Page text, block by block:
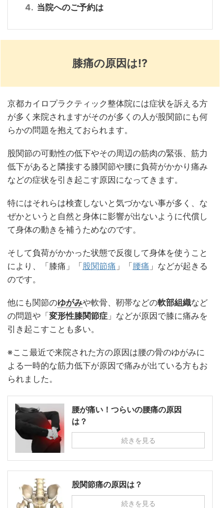
当院へのご予約は
膝痛の原因は⁉
京都カイロプラクティック整体院には症状を訴える方
が多く来院されますがそのが多くの人が股関節にも何
らかの問題を抱えておられます。
股関節の可動性の低下やその周辺の筋肉の緊張、筋力
低下があると隣接する膝関節や腰に負荷がかかり痛み
などの症状を引き起こす原因になってきます。
特にはそれらは検査しないと気づかない事が多く、な
ぜかというと自然と身体に影響が出ないように代償し
て身体の動きを補うためなのです。
そして負荷がかかった状態で反復して身体を使うこと
により、「膝痛」「股関節痛 」「腰痛 」などが起きる
のです。
他にも関節のゆがみや軟骨、靭帯などの軟部組織など
の問題や「変形性膝関節症 」などが原因で膝に痛みを
引き起こすことも多い。
※ここ最近で来院された方の原因は腰の骨のゆがみに
よる一時的な筋力低下が原因で痛みが出ている方もお
られました。
腰が痛い！つらいの腰痛の原因
は？
続きを見る
股関節痛の原因は？
続きを見る